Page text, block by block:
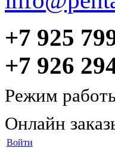
+7 925
+7 926
Режим
Онлайн
Войти